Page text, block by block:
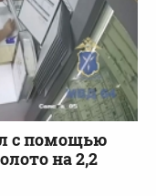
с помощью
на 2,2